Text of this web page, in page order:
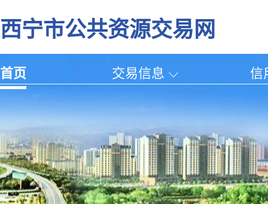
西宁市公共资源交易网
首页 交易信息 信